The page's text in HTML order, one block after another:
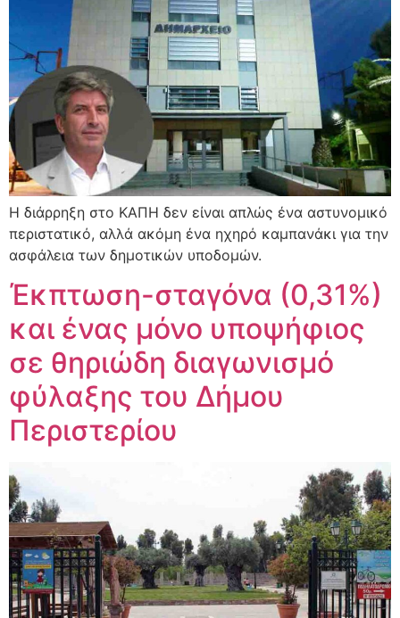
Η διάρρηξη στο ΚΑΠΗ δεν είναι απλώς ένα αστυνομικό
περιστατικό, αλλά ακόμη ένα ηχηρό καμπανάκι για την
ασφάλεια των δημοτικών υποδομών.
Έκπτωση-σταγόνα (0,31%)
και ένας μόνο υποψήφιος
σε θηριώδη διαγωνισμό
φύλαξης του Δήμου
Περιστερίου